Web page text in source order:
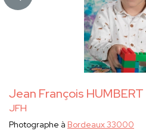
Jean François HUMBERT
JFH
Photographe à Bordeaux 33000